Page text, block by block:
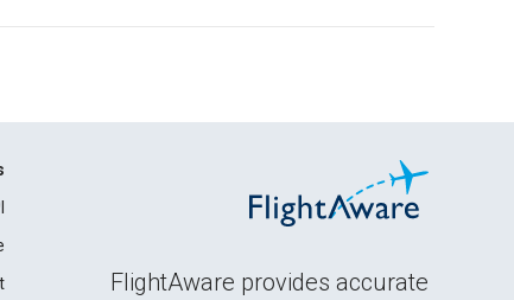
FlightAware provides accurate